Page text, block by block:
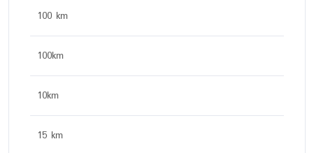
100 km
100km
10km
15 km